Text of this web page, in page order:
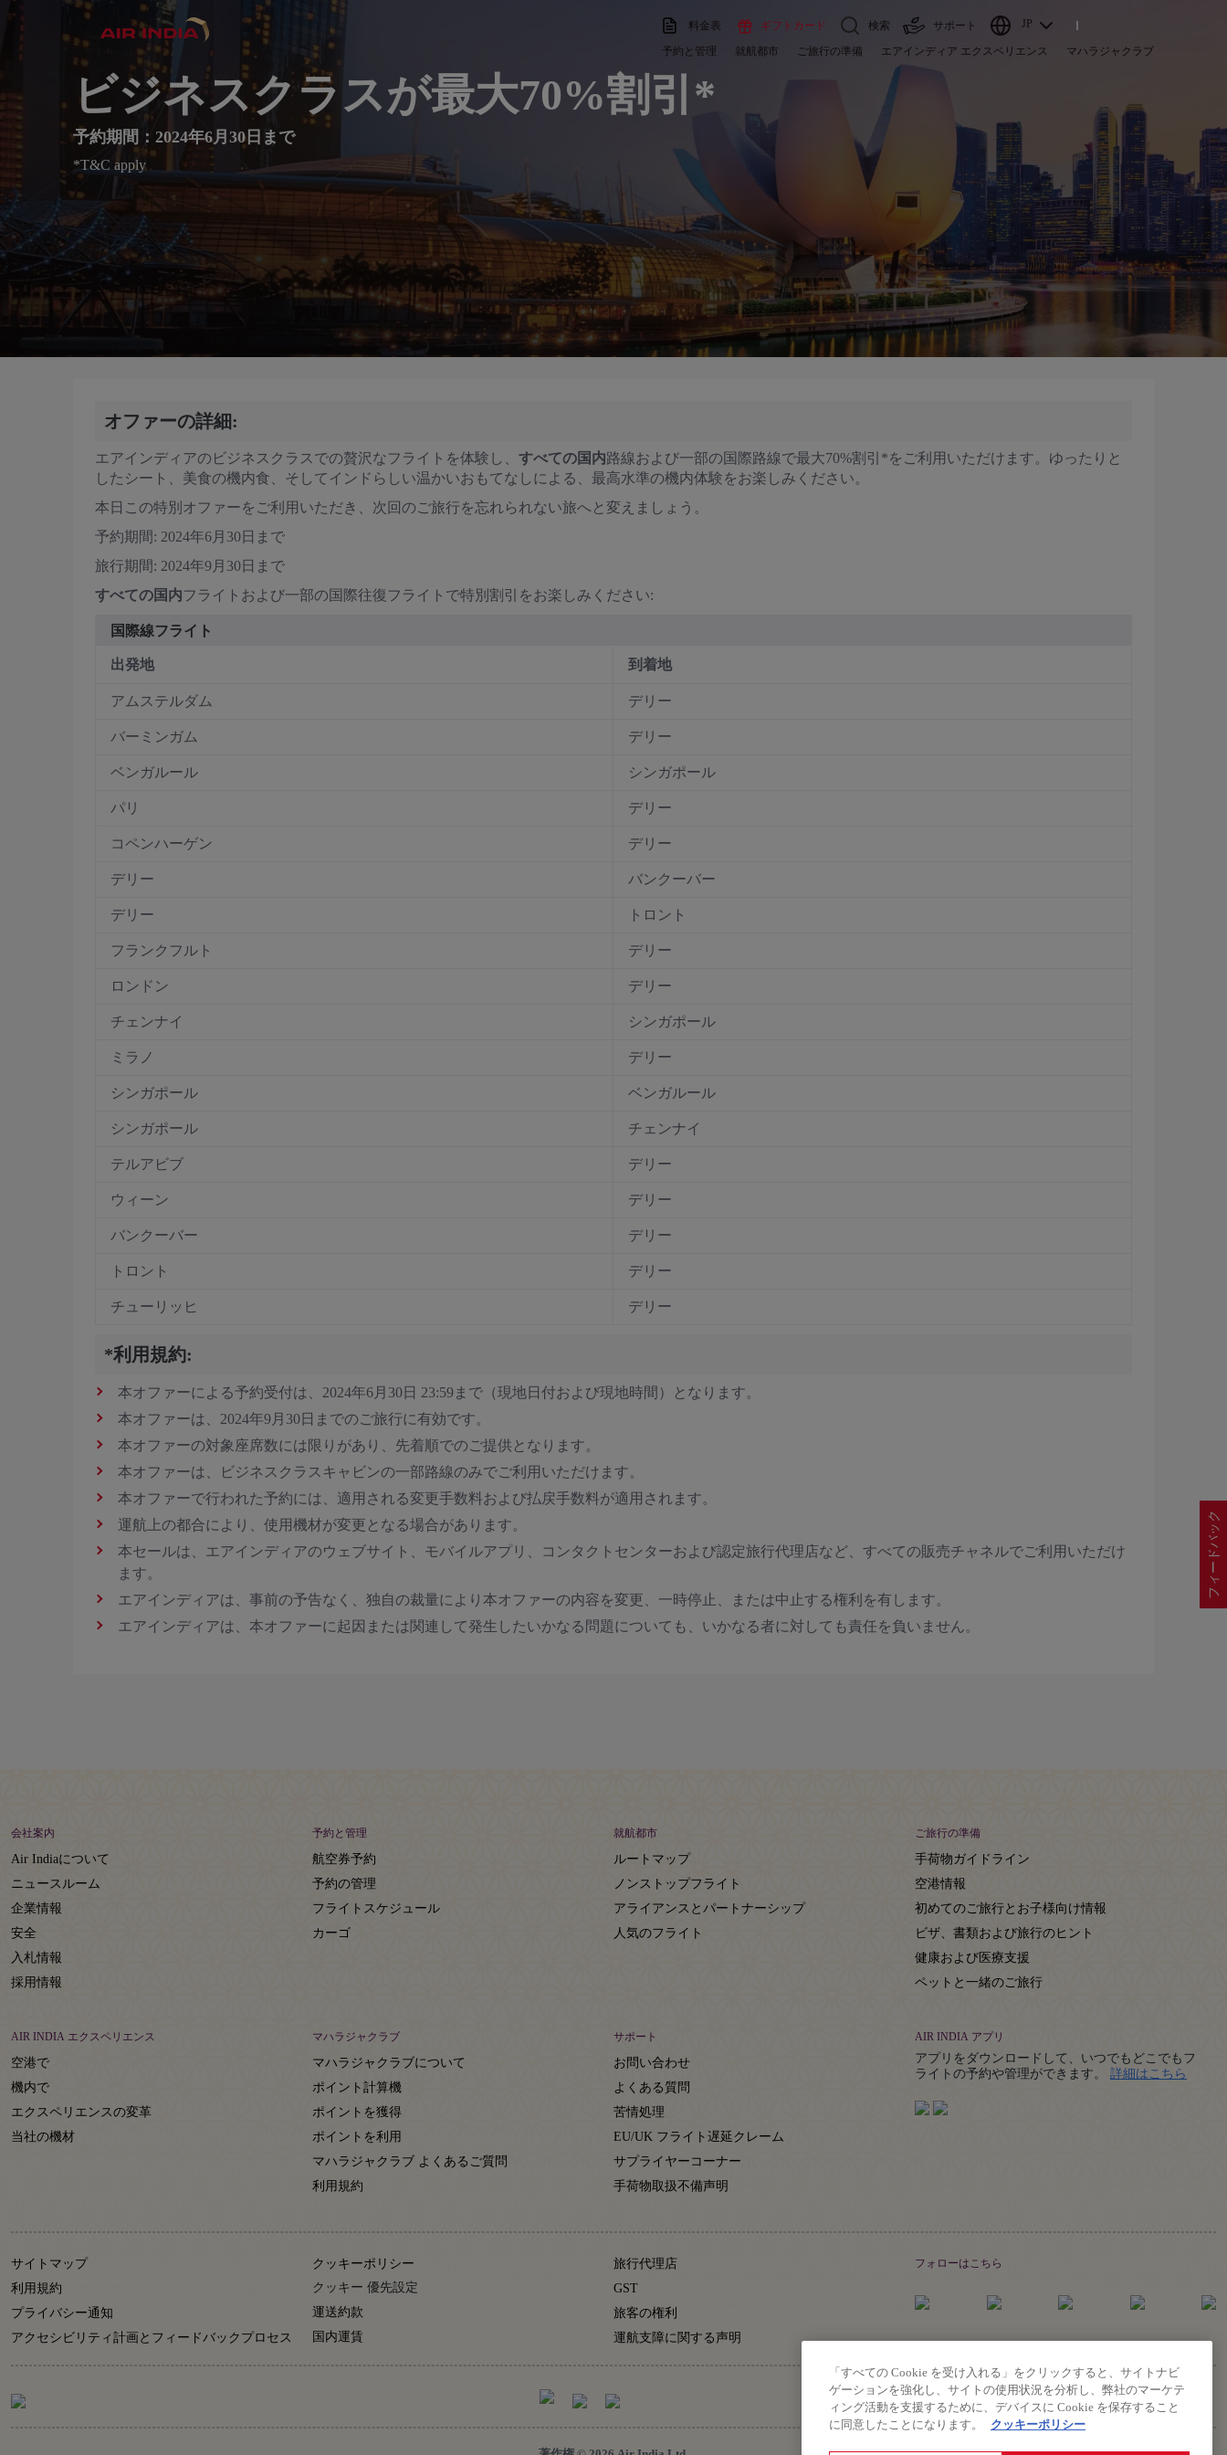
料金表 ギフトカード 検索 サポート JP
予約と管理 就航都市 ご旅行の準備 エアインディア エクスペリエンス マハラジャクラブ
フィードバック
ビジネスクラスが最大70%割引*
予約期間：2024年6月30日まで
*T&C apply
オファーの詳細:
エアインディアのビジネスクラスでの贅沢なフライトを体験し、 すべての国内路線および一部の国際路線で最大70%割引*をご利用いただけます。ゆったりと
したシート、美食の機内食、そしてインドらしい温かいおもてなしによる、最高水準の機内体験をお楽しみください。
本日この特別オファーをご利用いただき、次回のご旅行を忘れられない旅へと変えましょう。
予約期間: 2024年6月30日まで
旅行期間: 2024年9月30日まで
すべての国内フライトおよび一部の国際往復フライトで特別割引をお楽しみください:
国際線フライト
出発地 到着地
アムステルダム デリー
バーミンガム デリー
ベンガルール シンガポール
パリ デリー
コペンハーゲン デリー
デリー バンクーバー
デリー トロント
フランクフルト デリー
ロンドン デリー
チェンナイ シンガポール
ミラノ デリー
シンガポール ベンガルール
シンガポール チェンナイ
テルアビブ デリー
ウィーン デリー
バンクーバー デリー
トロント デリー
チューリッヒ デリー
*利用規約:
本オファーによる予約受付は、2024年6月30日 23:59まで（現地日付および現地時間）となります。
本オファーは、2024年9月30日までのご旅行に有効です。
本オファーの対象座席数には限りがあり、先着順でのご提供となります。
本オファーは、ビジネスクラスキャビンの一部路線のみでご利用いただけます。
本オファーで行われた予約には、適用される変更手数料および払戻手数料が適用されます。
運航上の都合により、使用機材が変更となる場合があります。
本セールは、エアインディアのウェブサイト、モバイルアプリ、コンタクトセンターおよび認定旅行代理店など、すべての販売チャネルでご利用いただけ
ます。
エアインディアは、事前の予告なく、独自の裁量により本オファーの内容を変更、一時停止、または中止する権利を有します。
エアインディアは、本オファーに起因または関連して発生したいかなる問題についても、いかなる者に対しても責任を負いません。
会社案内
Air Indiaについて
ニュースルーム
企業情報
安全
入札情報
採用情報
予約と管理
航空券予約
予約の管理
フライトスケジュール
カーゴ
就航都市
ルートマップ
ノンストップフライト
アライアンスとパートナーシップ
人気のフライト
ご旅行の準備
手荷物ガイドライン
空港情報
初めてのご旅行とお子様向け情報
ビザ、書類および旅行のヒント
健康および医療支援
ペットと一緒のご旅行
AIR INDIA エクスペリエンス
空港で
機内で
エクスペリエンスの変革
当社の機材
マハラジャクラブ
マハラジャクラブについて
ポイント計算機
ポイントを獲得
ポイントを利用
マハラジャクラブ よくあるご質問
利用規約
サポート
お問い合わせ
よくある質問
苦情処理
EU/UK フライト遅延クレーム
サプライヤーコーナー
手荷物取扱不備声明
AIR INDIA アプリ
アプリをダウンロードして、いつでもどこでもフ
ライトの予約や管理ができます。 詳細はこちら
サイトマップ
利用規約
プライバシー通知
アクセシビリティ計画とフィードバックプロセス
クッキーポリシー
クッキー 優先設定
運送約款
国内運賃
旅行代理店
GST
旅客の権利
運航支障に関する声明
フォローはこちら
「すべての Cookie を受け入れる」をクリックすると、サイトナビ
ゲーションを強化し、サイトの使用状況を分析し、弊社のマーケテ
ィング活動を支援するために、デバイスに Cookie を保存すること
に同意したことになります。
クッキーポリシー